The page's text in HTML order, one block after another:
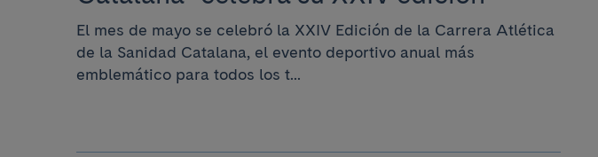
El mes de mayo se celebró la XXIV Edición de la Carrera Atlética
de la Sanidad Catalana, el evento deportivo anual más
emblemático para todos los t...